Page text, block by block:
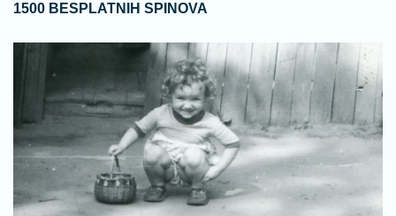
1500 BESPLATNIH SPINOVA